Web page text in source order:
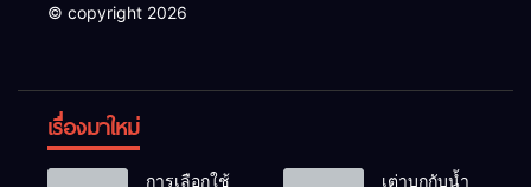
© copyright 2026
เรื่องมาใหม่
การเลือกใช้
เต่าบกกับน้ำ